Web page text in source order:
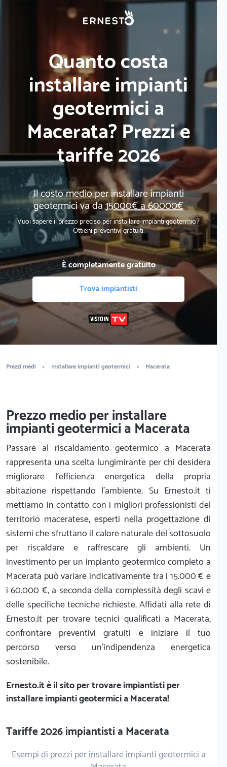
Quanto costa
installare impianti
geotermici a
Macerata? Prezzi e
tariffe 2026
Il costo medio per installare impianti
geotermici va da15000€ a 60000€
Vuoi sapere il prezzo preciso per installare impianti geotermici?
Ottieni preventivi gratuiti.
È completamente gratuito
Trova impiantisti
Prezzi medi > Installare impianti geotermici > Macerata
Prezzo medio per installare
impianti geotermici a Macerata
Passare al riscaldamento geotermico a Macerata
rappresenta una scelta lungimirante per chi desidera
migliorare l'efficienza energetica della propria
abitazione rispettando l'ambiente. Su Ernesto.it ti
mettiamo in contatto con i migliori professionisti del
territorio maceratese, esperti nella progettazione di
sistemi che sfruttano il calore naturale del sottosuolo
per riscaldare e raffrescare gli ambienti. Un
investimento per un impianto geotermico completo a
Macerata può variare indicativamente tra i 15.000 € e
i 60.000 €, a seconda della complessità degli scavi e
delle specifiche tecniche richieste. Affidati alla rete di
Ernesto.it per trovare tecnici qualificati a Macerata,
confrontare preventivi gratuiti e iniziare il tuo
percorso verso un’indipendenza energetica
sostenibile.
Ernesto.itè il sito per trovare impiantisti per
installare impianti geotermici a Macerata!
Tariffe 2026 impiantisti a Macerata
Esempi di prezzi per installare impianti geotermici a